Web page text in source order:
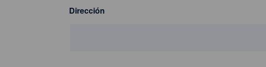
Dirección